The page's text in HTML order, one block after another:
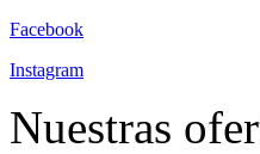
Facebook
Instagram
Nuestras